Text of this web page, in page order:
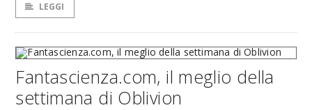
LEGGI
Fantascienza.com, il meglio della
settimana di Oblivion